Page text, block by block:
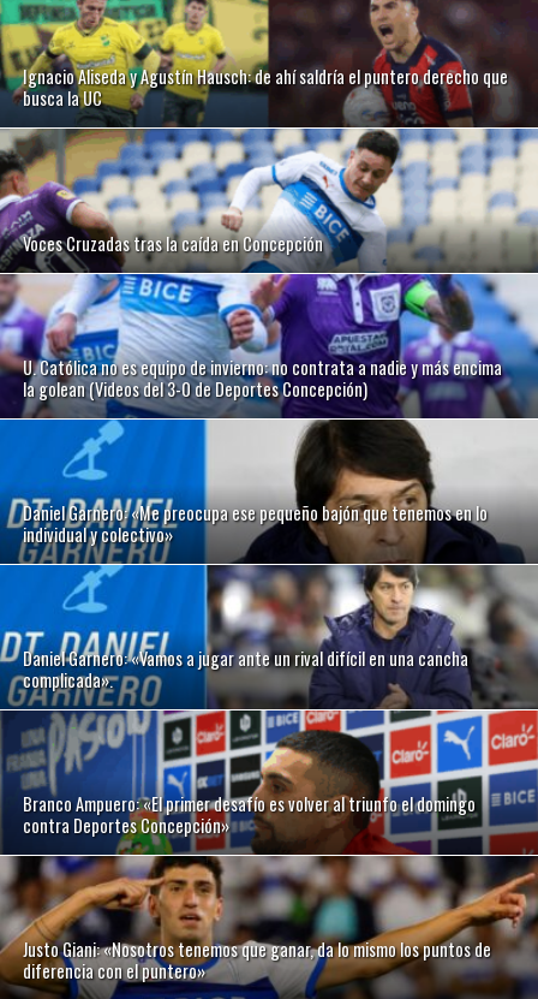
Ignacio Aliseda y Agustín Hausch: de ahí saldría el puntero derecho que
busca la UC
Voces Cruzadas tras la caída en Concepción
U. Católica no es equipo de invierno: no contrata a nadie y más encima
la golean (Videos del 3-0 de Deportes Concepción)
Daniel Garnero: «Me preocupa ese pequeño bajón que tenemos en lo
individual y colectivo»
Daniel Garnero: «Vamos a jugar ante un rival difícil en una cancha
complicada».
Branco Ampuero: «El primer desafío es volver al triunfo el domingo
contra Deportes Concepción»
Justo Giani: «Nosotros tenemos que ganar, da lo mismo los puntos de
diferencia con el puntero»